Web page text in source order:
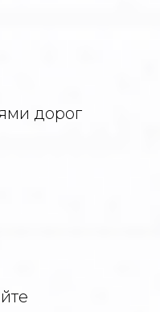
дорог